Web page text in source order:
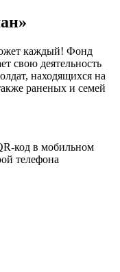
каждый! Фонд
свою деятельность
находящихся на
раненых и семей
код в мобильном
телефона